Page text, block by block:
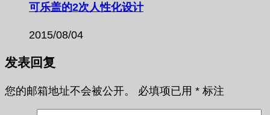
可乐盖的2次人性化设计
2015/08/04
发表回复
您的邮箱地址不会被公开。 必填项已用 * 标注